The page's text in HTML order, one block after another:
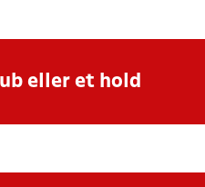
eller et hold